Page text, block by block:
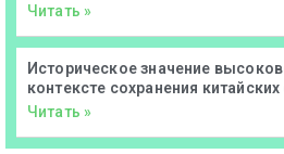
Читать »
Историческое значение
контексте сохранения
Читать »